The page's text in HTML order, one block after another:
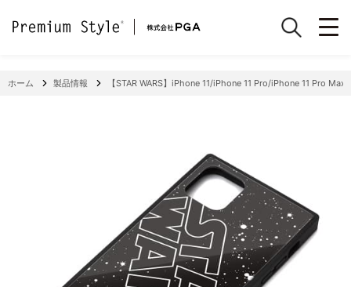
ホーム 製品情報 【STAR WARS】iPhone 11/iPhone 11 Pro/iPhone 11 Pro